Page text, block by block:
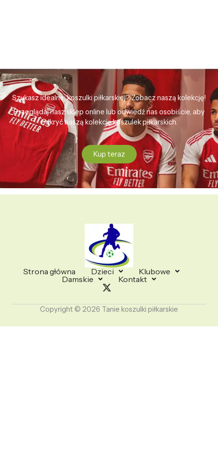
Szukasz idealnej koszulki piłkarskiej? Zobacz naszą kolekcję!
Przeglądaj nasz sklep online lub odwiedź nas osobiście, aby
odkryć naszą kolekcję koszulek piłkarskich.
Kup teraz
Strona główna Dzieci
Klubowe
Damskie
Kontakt
Copyright © 2026 Tanie koszulki piłkarskie